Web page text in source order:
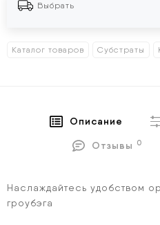
Выбрать
Каталог товаров Субстраты
Описание
Отзывы
0
Наслаждайтесь удобством
гроубэга